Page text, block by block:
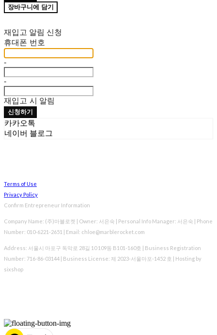
장바구니에 담기
재입고 알림 신청
휴대폰 번호
-
-
재입고 시 알림
신청하기
카카오톡
네이버 블로그
Terms of Use
Privacy Policy
Confirm Entrepreneur Information
Company Name: (주)마블로켓 | Owner: 서은숙 | Personal Info Manager: 서은숙 | Phone
Number: 010-6221-2651 | Email: chloe@marblerocket.com
Address: 서울시 마포구 독막로 28길 10 109동 B101-160호 | Business Registration
Number: 716-86-03144 | Business License: 제 2023-서울마포-1452 호
| Hosting by
sixshop